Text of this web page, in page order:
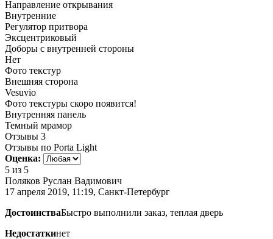
Направление открывания
Внутренние
Регулятор притвора
Эксцентриковый
Доборы с внутренней стороны
Нет
Фото текстур
Внешняя сторона
Vesuvio
Фото текстуры скоро появится!
Внутренняя панель
Темный мрамор
Отзывы 3
Отзывы по Porta Light
Оценка:
5 из 5
Поляков Руслан Вадимович
17 апреля 2019, 11:19, Санкт-Петербург
ДостоинстваБыстро выполнили заказ, теплая дверь
Недостаткинет